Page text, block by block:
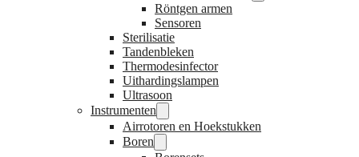
Röntgen armen
Sensoren
Sterilisatie
Tandenbleken
Thermodesinfector
Uithardingslampen
Ultrasoon
Instrumenten
Airrotoren en Hoekstukken
Boren